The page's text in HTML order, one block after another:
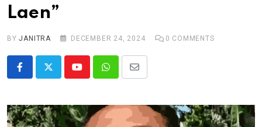
Laen”
BYJANITRA DECEMBER 24, 2024 0 COMMENTS
YoutubeWhatsappShare
Email